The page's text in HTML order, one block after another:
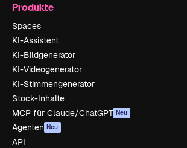
Produkte
Spaces
KI-Assistent
KI-Bildgenerator
KI-Videogenerator
KI-Stimmengenerator
Stock-Inhalte
MCP für Claude/ChatGPT Neu
Agenten Neu
API